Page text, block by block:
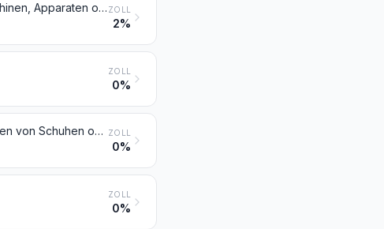
Besen, Bürsten und Pinsel (einschließlich solcher, die Teile von Maschinen, Apparaten oder Fahrzeugen sind), von Hand zu führende mechanische Fußbodenkehrer ohne Motor, Mopps und Staubwedel; Pinselköpfe; Kissen und Roller zum Anstreichen; Wischer aus Kautschuk oder ähnlichen geschmeidigen Stoffen ZOLL
2%
ZOLL
0%
Reisezusammenstellungen zur Körperpflege, zum Nähen, zum Reinigen von Schuhen oder Kleidung ZOLL
0%
ZOLL
0%